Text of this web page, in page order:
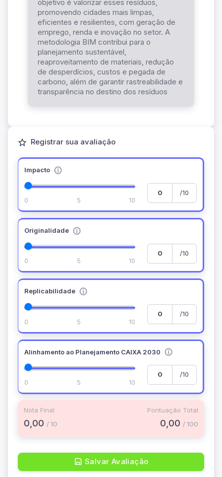
objetivo é valorizar esses resíduos,
promovendo cidades mais limpas,
eficientes e resilientes, com geração de
emprego, renda e inovação no setor. A
metodologia BIM contribui para o
planejamento sustentável,
reaproveitamento de materiais, redução
de desperdícios, custos e pegada de
carbono, além de garantir rastreabilidade e
transparência no destino dos resíduos
Registrar sua avaliação
Impacto
0 5 10
/10
Originalidade
0 5 10
/10
Replicabilidade
0 5 10
/10
Alinhamento ao Planejamento CAIXA 2030
0 5 10
/10
Nota Final
0,00 / 10
Pontuação Total
0,00 / 100
Salvar Avaliação